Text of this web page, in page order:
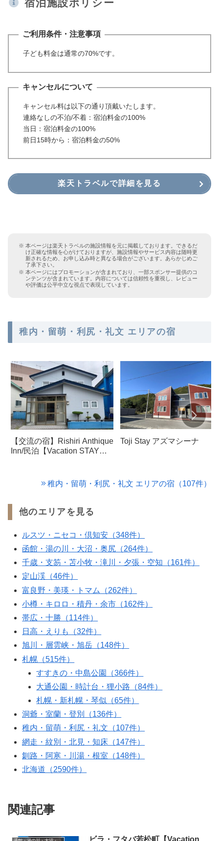
宿泊施設ポリシー
ご利用条件・注意事項
子ども料金は通常の70%です。
キャンセルについて
キャンセル料は以下の通り頂戴いたします。
連絡なしの不泊/不着：宿泊料金の100%
当日：宿泊料金の100%
前日15時から：宿泊料金の50%
楽天トラベルで詳細を見る
本ページは楽天トラベルの施設情報を元に掲載しております。できるだ
け正確な情報を心がけておりますが、施設情報やサービス内容は随時更
新されるため、お申し込み時と異なる場合がございます。あらかじめご
了承下さい。
本ページにはプロモーションが含まれており、一部スポンサー提供のコ
ンテンツが含まれています。内容については信頼性を重視し、レビュー
や評価は公平中立な視点で表現しています。
稚内・留萌・利尻・礼文 エリアの宿
【交流の宿】Rishiri Anthique
Inn/民泊【Vacation STAY提
Toji Stay アズマシーナ
稚内・留萌・利尻・礼文 エリアの宿（107件）
他のエリアを見る
ルスツ・ニセコ・倶知安（348件）
函館・湯の川・大沼・奥尻（264件）
千歳・支笏・苫小牧・滝川・夕張・空知（161件）
定山渓（46件）
富良野・美瑛・トマム（262件）
小樽・キロロ・積丹・余市（162件）
帯広・十勝（114件）
日高・えりも（32件）
旭川・層雲峡・旭岳（148件）
札幌（515件）
すすきの・中島公園（366件）
大通公園・時計台・狸小路（84件）
札幌・新札幌・琴似（65件）
洞爺・室蘭・登別（136件）
稚内・留萌・利尻・礼文（107件）
網走・紋別・北見・知床（147件）
釧路・阿寒・川湯・根室（148件）
北海道（2590件）
関連記事